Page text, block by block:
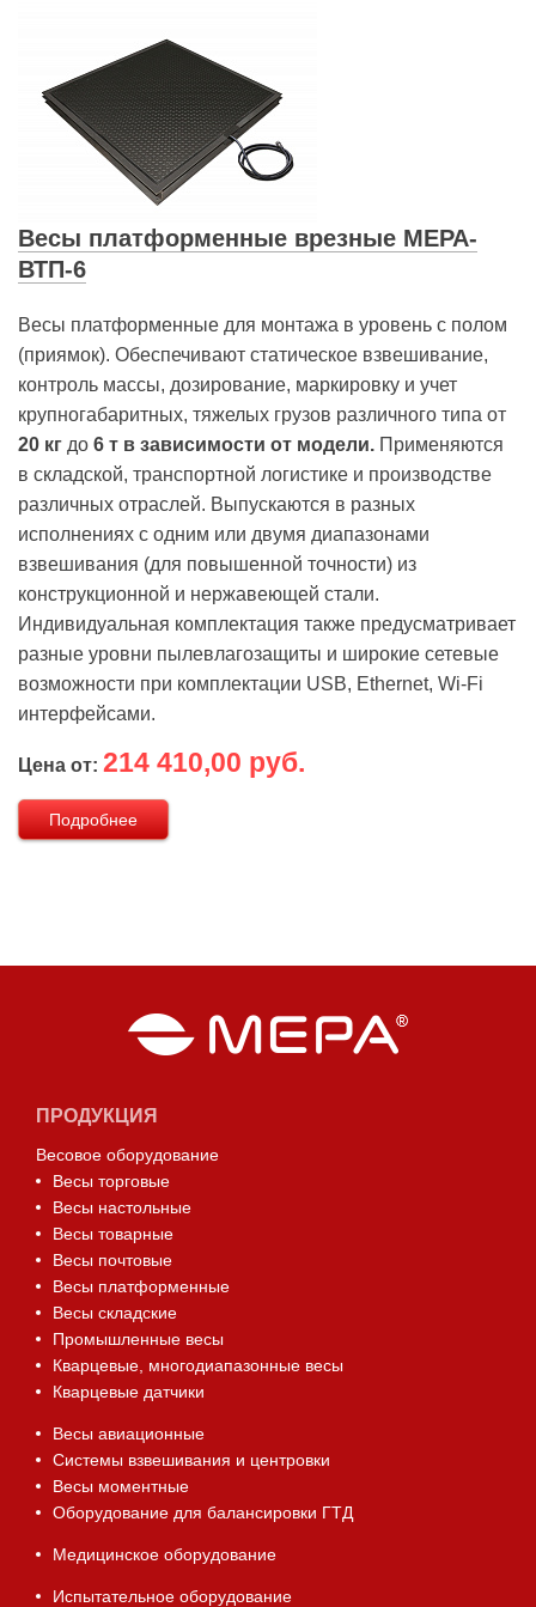
Весы платформенные врезные МЕРА-
ВТП-6
Весы платформенные для монтажа в уровень с полом
(приямок). Обеспечивают статическое взвешивание,
контроль массы, дозирование, маркировку и учет
крупногабаритных, тяжелых грузов различного типа от
20 кг до 6 т в зависимости от модели. Применяются
в складской, транспортной логистике и производстве
различных отраслей. Выпускаются в разных
исполнениях с одним или двумя диапазонами
взвешивания (для повышенной точности) из
конструкционной и нержавеющей стали.
Индивидуальная комплектация также предусматривает
разные уровни пылевлагозащиты и широкие сетевые
возможности при комплектации USB, Ethernet, Wi-Fi
интерфейсами.
Цена от: 214 410,00 руб.
Подробнее
ПРОДУКЦИЯ
Весовое оборудование
Весы торговые
Весы настольные
Весы товарные
Весы почтовые
Весы платформенные
Весы складские
Промышленные весы
Кварцевые, многодиапазонные весы
Кварцевые датчики
Весы авиационные
Системы взвешивания и центровки
Весы моментные
Оборудование для балансировки ГТД
Медицинское оборудование
Испытательное оборудование